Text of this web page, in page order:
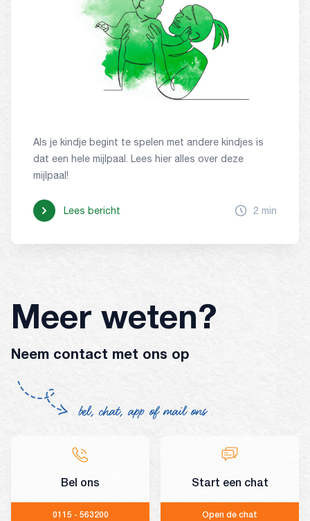
Als je kindje begint te spelen met andere kindjes is
dat een hele mijlpaal. Lees hier alles over deze
mijlpaal!
Lees bericht 2 min
Meer weten?
Neem contact met ons op
bel, chat, app of mail ons
Bel ons
0115 - 563200
Start een chat
Open de chat